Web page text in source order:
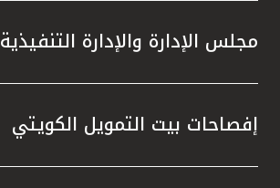
مجلس الإدارة والإدارة التنفيذية
إفصاحات بيت التمويل الكويتي